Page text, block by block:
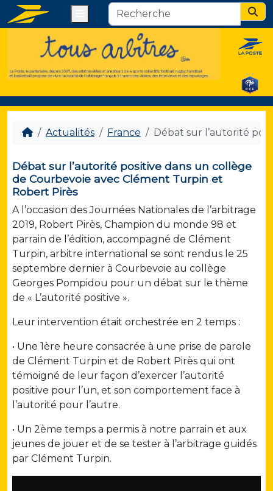
Actualités France Débat sur l’autorité
Débat sur l’autorité positive dans un collège
de Courbevoie avec Clément Turpin et
Robert Pirès
A l’occasion des Journées Nationales de l’arbitrage
2019, Robert Pirès, Champion du monde 98 et
parrain de l’édition, accompagné de Clément
Turpin, arbitre international se sont rendus le 25
septembre dernier à Courbevoie au collège
Georges Pompidou pour un débat sur le thème
de « L’autorité positive ».
Leur intervention était orchestrée en 2 temps :
• Une 1ère heure consacrée à une prise de parole
de Clément Turpin et de Robert Pirès qui ont
témoigné de leur façon d’exercer l’autorité
positive pour l’un, et son comportement face à
l’autorité pour l’autre.
• Un 2ème temps a permis à notre parrain et aux
jeunes de jouer et de se tester à l’arbitrage guidés
par Clément Turpin.